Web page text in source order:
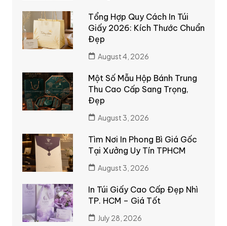
Tổng Hợp Quy Cách In Túi
Giấy 2026: Kích Thước Chuẩn
Đẹp
August 4, 2026
Một Số Mẫu Hộp Bánh Trung
Thu Cao Cấp Sang Trọng,
Đẹp
August 3, 2026
Tìm Nơi In Phong Bì Giá Gốc
Tại Xưởng Uy Tín TPHCM
August 3, 2026
In Túi Giấy Cao Cấp Đẹp Nhì
TP. HCM – Giá Tốt
July 28, 2026